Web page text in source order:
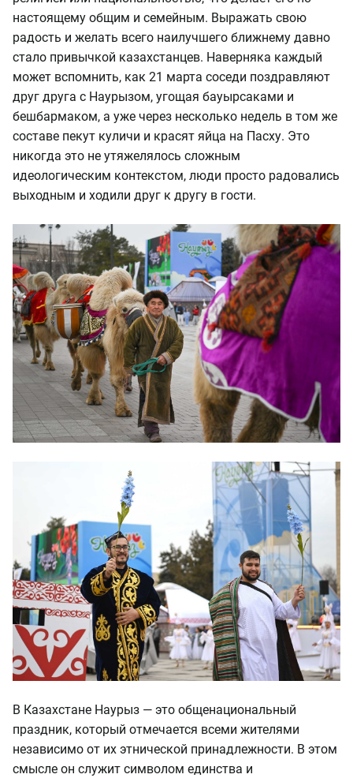
настоящему общим и семейным. Выражать свою
радость и желать всего наилучшего ближнему давно
стало привычкой казахстанцев. Наверняка каждый
может вспомнить, как 21 марта соседи поздравляют
друг друга с Наурызом, угощая бауырсаками и
бешбармаком, а уже через несколько недель в том же
составе пекут куличи и красят яйца на Пасху. Это
никогда это не утяжелялось сложным
идеологическим контекстом, люди просто радовались
выходным и ходили друг к другу в гости.
В Казахстане Наурыз — это общенациональный
праздник, который отмечается всеми жителями
независимо от их этнической принадлежности. В этом
смысле он служит символом единства и